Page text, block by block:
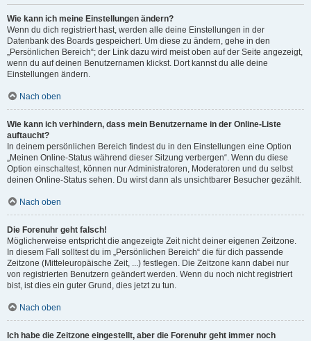
Wie kann ich meine Einstellungen ändern?
Wenn du dich registriert hast, werden alle deine Einstellungen in der
Datenbank des Boards gespeichert. Um diese zu ändern, gehe in den
„Persönlichen Bereich“; der Link dazu wird meist oben auf der Seite angezeigt,
wenn du auf deinen Benutzernamen klickst. Dort kannst du alle deine
Einstellungen ändern.
Nach oben
Wie kann ich verhindern, dass mein Benutzername in der Online-Liste
auftaucht?
In deinem persönlichen Bereich findest du in den Einstellungen eine Option
„Meinen Online-Status während dieser Sitzung verbergen“. Wenn du diese
Option einschaltest, können nur Administratoren, Moderatoren und du selbst
deinen Online-Status sehen. Du wirst dann als unsichtbarer Besucher gezählt.
Nach oben
Die Forenuhr geht falsch!
Möglicherweise entspricht die angezeigte Zeit nicht deiner eigenen Zeitzone.
In diesem Fall solltest du im „Persönlichen Bereich“ die für dich passende
Zeitzone (Mitteleuropäische Zeit, ...) festlegen. Die Zeitzone kann dabei nur
von registrierten Benutzern geändert werden. Wenn du noch nicht registriert
bist, ist dies ein guter Grund, dies jetzt zu tun.
Nach oben
Ich habe die Zeitzone eingestellt, aber die Forenuhr geht immer noch